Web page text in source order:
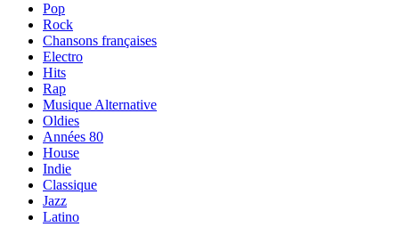
Pop
Rock
Chansons françaises
Electro
Hits
Rap
Musique Alternative
Oldies
Années 80
House
Indie
Classique
Jazz
Latino